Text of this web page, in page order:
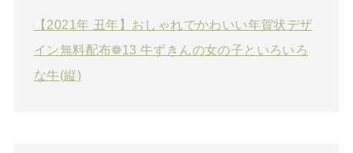
【2021年 丑年】おしゃれでかわいい年賀状デザ
イン無料配布❁13 牛ずきんの女の子といろいろ
な牛(縦)